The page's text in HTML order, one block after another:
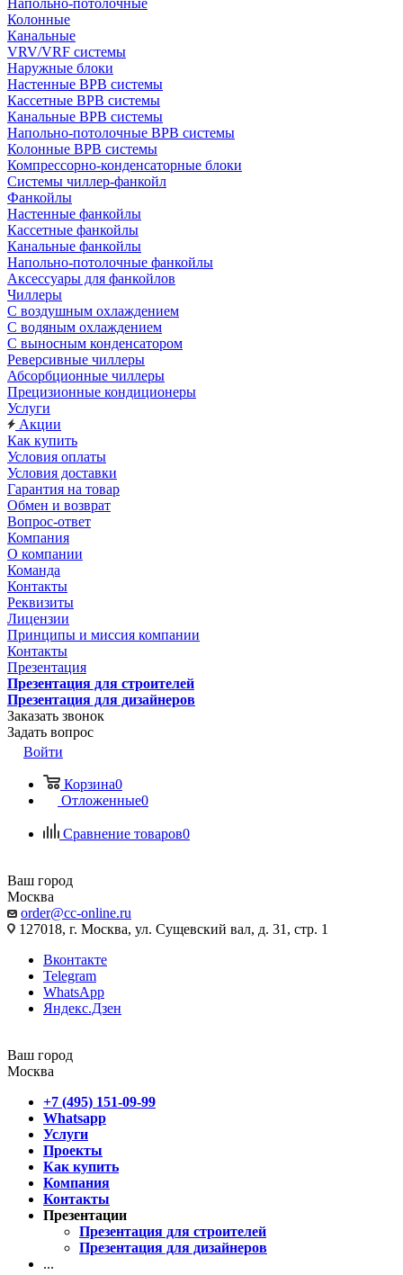
Напольно-потолочные
Колонные
Канальные
VRV/VRF системы
Наружные блоки
Настенные ВРВ системы
Кассетные ВРВ системы
Канальные ВРВ системы
Напольно-потолочные ВРВ системы
Колонные ВРВ системы
Компрессорно-конденсаторные блоки
Системы чиллер-фанкойл
Фанкойлы
Настенные фанкойлы
Кассетные фанкойлы
Канальные фанкойлы
Напольно-потолочные фанкойлы
Аксессуары для фанкойлов
Чиллеры
С воздушным охлаждением
С водяным охлаждением
С выносным конденсатором
Реверсивные чиллеры
Абсорбционные чиллеры
Прецизионные кондиционеры
Услуги
Акции
Как купить
Условия оплаты
Условия доставки
Гарантия на товар
Обмен и возврат
Вопрос-ответ
Компания
О компании
Команда
Контакты
Реквизиты
Лицензии
Принципы и миссия компании
Контакты
Презентация
Презентация для строителей
Презентация для дизайнеров
Заказать звонок
Задать вопрос
Войти
Корзина0
Отложенные0
Сравнение товаров0
Ваш город
Москва
order@cc-online.ru
127018, г. Москва, ул. Сущевский вал, д. 31, стр. 1
Вконтакте
Telegram
WhatsApp
Яндекс.Дзен
Ваш город
Москва
+7 (495) 151-09-99
Whatsapp
Услуги
Проекты
Как купить
Компания
Контакты
Презентации
Презентация для строителей
Презентация для дизайнеров
...